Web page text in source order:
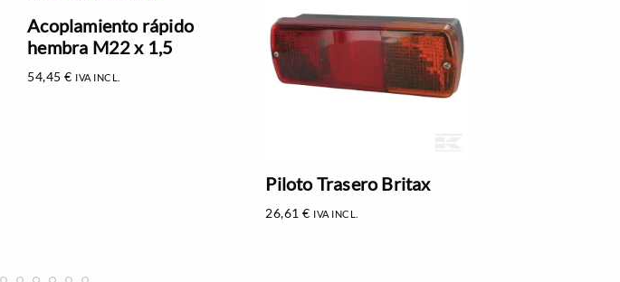
Acoplamiento rápido
hembra M22 x 1,5
54,45€ IVA INCL.
Piloto Trasero Britax
26,61€ IVA INCL.